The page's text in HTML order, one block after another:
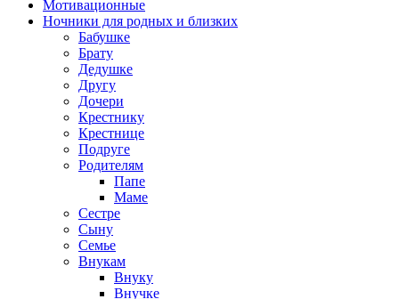
Мотивационные
Ночники для родных и близких
Бабушке
Брату
Дедушке
Другу
Дочери
Крестнику
Крестнице
Подруге
Родителям
Папе
Маме
Сестре
Сыну
Семье
Внукам
Внуку
Внучке